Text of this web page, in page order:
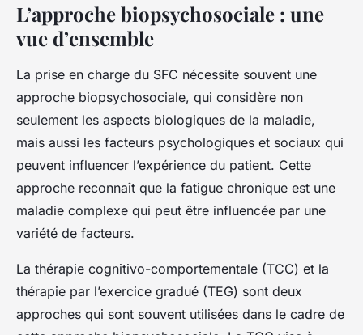
L’approche biopsychosociale : une
vue d’ensemble
La prise en charge du SFC nécessite souvent une
approche biopsychosociale, qui considère non
seulement les aspects biologiques de la maladie,
mais aussi les facteurs psychologiques et sociaux qui
peuvent influencer l’expérience du patient. Cette
approche reconnaît que la fatigue chronique est une
maladie complexe qui peut être influencée par une
variété de facteurs.
La thérapie cognitivo-comportementale (TCC) et la
thérapie par l’exercice gradué (TEG) sont deux
approches qui sont souvent utilisées dans le cadre de